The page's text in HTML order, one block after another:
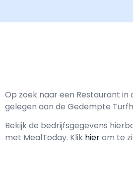
Op zoek naar een Restaurant in
gelegen aan de Gedempte
Bekijk de bedrijfsgegevens
met MealToday. Klik hierom te